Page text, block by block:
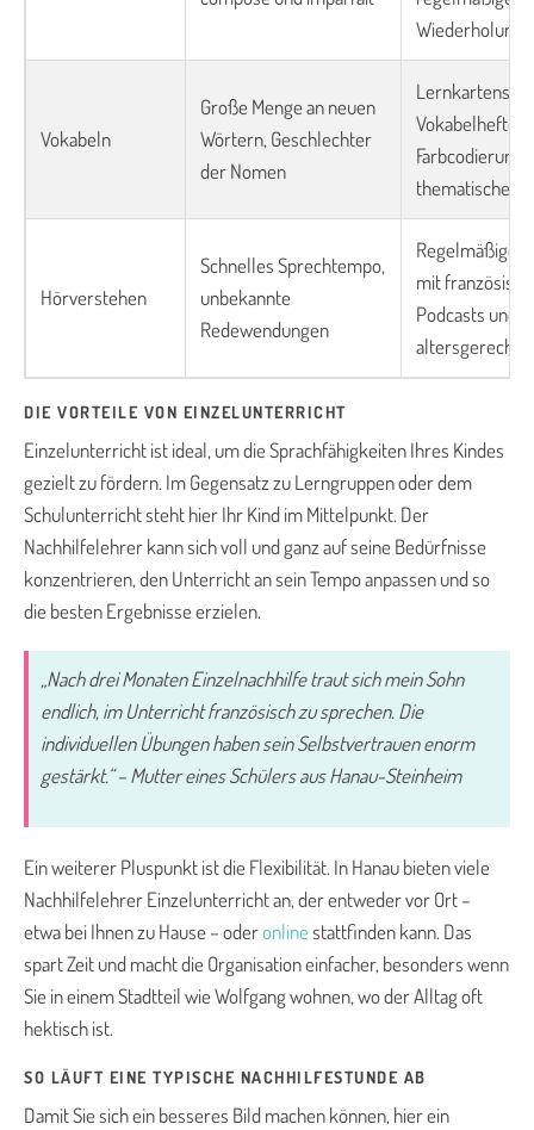
Wiederholung
Vokabeln
Große Menge an neuen
Wörtern, Geschlechter
der Nomen
Vokabelhefte
Farbcodierung,
thematische
Hörverstehen
Schnelles Sprechtempo,
unbekannte
Redewendungen
Regelmäßige
mit
Podcasts und
DIE VORTEILE VON EINZELUNTERRICHT
Einzelunterricht ist ideal, um die Sprachfähigkeiten Ihres Kindes
gezielt zu fördern. Im Gegensatz zu Lerngruppen oder dem
Schulunterricht steht hier Ihr Kind im Mittelpunkt. Der
Nachhilfelehrer kann sich voll und ganz auf seine Bedürfnisse
konzentrieren, den Unterricht an sein Tempo anpassen und so
die besten Ergebnisse erzielen.
„Nach drei Monaten Einzelnachhilfe traut sich mein Sohn
endlich, im Unterricht französisch zu sprechen. Die
individuellen Übungen haben sein Selbstvertrauen enorm
gestärkt.“ – Mutter eines Schülers aus Hanau-Steinheim
Ein weiterer Pluspunkt ist die Flexibilität. In Hanau bieten viele
Nachhilfelehrer Einzelunterricht an, der entweder vor Ort –
etwa bei Ihnen zu Hause – oderonlinestattfinden kann. Das
spart Zeit und macht die Organisation einfacher, besonders wenn
Sie in einem Stadtteil wie Wolfgang wohnen, wo der Alltag oft
hektisch ist.
SO LÄUFT EINE TYPISCHE NACHHILFESTUNDE AB
Damit Sie sich ein besseres Bild machen können, hier ein